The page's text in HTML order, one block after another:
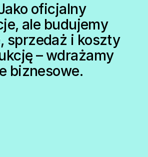
oficjalny
ale budujemy
sprzedaż i koszty
– wdrażamy
biznesowe.